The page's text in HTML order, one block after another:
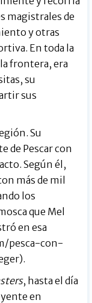
magistrales de
y otras
En toda la
frontera, era
su
sus
Su
de Pescar con
. Según él,
más de mil
los
que Mel
en esa
pesca-con-
, hasta el día
en